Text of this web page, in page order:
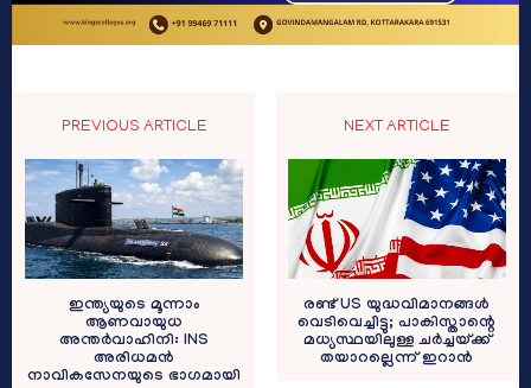
PREVIOUS ARTICLE
ഇന്ത്യയുടെ മൂന്നാം
ആണവായുധ
അന്തർവാഹിനി: INS
അരിധമൻ
നാവികസേനയുടെ ഭാഗമായി
NEXT ARTICLE
രണ്ട് US യുദ്ധവിമാനങ്ങൾ
വെടിവെച്ചിട്ടു; പാകിസ്താന്റെ
മധ്യസ്ഥയിലുള്ള ചർച്ചയ്ക്ക്
തയാറല്ലെന്ന് ഇറാൻ